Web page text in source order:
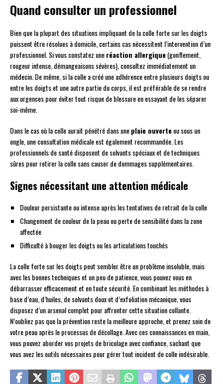
Quand consulter un professionnel
Bien que la plupart des situations impliquant de la colle forte sur les doigts
puissent être résolues à domicile, certains cas nécessitent l’intervention d’un
professionnel. Si vous constatez uneréaction allergique(gonflement,
rougeur intense, démangeaisons sévères), consultez immédiatement un
médecin. De même, si la colle a créé une adhérence entre plusieurs doigts ou
entre les doigts et une autre partie du corps, il est préférable de se rendre
aux urgences pour éviter tout risque de blessure en essayant de les séparer
soi-même.
Dans le cas où la colle aurait pénétré dans uneplaie ouverteou sous un
ongle, une consultation médicale est également recommandée. Les
professionnels de santé disposent de solvants spéciaux et de techniques
sûres pour retirer la colle sans causer de dommages supplémentaires.
Signes nécessitant une attention médicale
Douleur persistante ou intense après les tentatives de retrait de la colle
Changement de couleur de la peau ou perte de sensibilité dans la zone
affectée
Difficulté à bouger les doigts ou les articulations touchés
La colle forte sur les doigts peut sembler être un problème insoluble, mais
avec les bonnes techniques et un peu de patience, vous pouvez vous en
débarrasser efficacement et en toute sécurité. En combinant les méthodes à
base d’eau, d’huiles, de solvants doux et d’exfoliation mécanique, vous
disposez d’un arsenal complet pour affronter cette situation collante.
N’oubliez pas que la prévention reste la meilleure approche, et prenez soin de
votre peau après le processus de décollage. Avec ces connaissances en main,
vous pouvez aborder vos projets de bricolage avec confiance, sachant que
vous avez les outils nécessaires pour gérer tout incident de colle indésirable.